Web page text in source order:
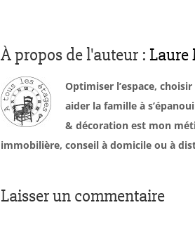
À propos de l'auteur : Laure
Optimiser l’espace,
aider la famille à
& décoration est mon
immobilière, conseil à domicile ou à
Laisser un commentaire